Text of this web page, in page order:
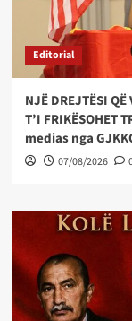
Editorial
NJË DREJTËSI QË
T’I FRIKËSOHET
medias nga
07/08/2026